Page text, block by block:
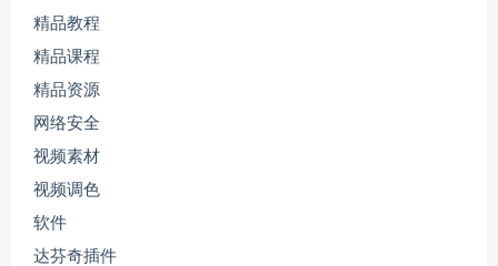
精品教程
精品课程
精品资源
网络安全
视频素材
视频调色
软件
达芬奇插件